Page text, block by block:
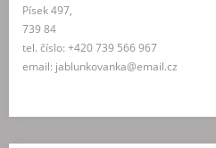
Písek 497,
739 84
tel. číslo: +420 739 566 967
email: jablunkovanka@email.cz